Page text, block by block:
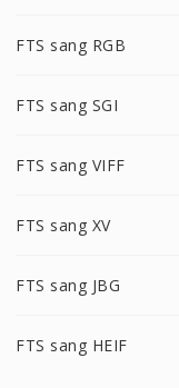
FTS sang RGB
FTS sang SGI
FTS sang VIFF
FTS sang XV
FTS sang JBG
FTS sang HEIF